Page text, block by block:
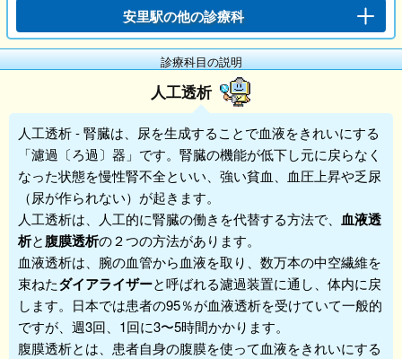
安里駅の他の診療科
診療科目の説明
人工透析
人工透析- 腎臓は、尿を生成することで血液をきれいにする
「濾過〔ろ過〕器」です。腎臓の機能が低下し元に戻らなく
なった状態を慢性腎不全といい、強い貧血、血圧上昇や乏尿
（尿が作られない）が起きます。
人工透析は、人工的に腎臓の働きを代替する方法で、 血液透
析と腹膜透析の２つの方法があります。
血液透析は、腕の血管から血液を取り、数万本の中空繊維を
束ねたダイアライザーと呼ばれる濾過装置に通し、体内に戻
します。日本では患者の95％が血液透析を受けていて一般的
ですが、週3回、1回に3〜5時間かかります。
腹膜透析とは、患者自身の腹膜を使って血液をきれいにする